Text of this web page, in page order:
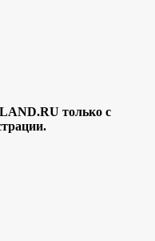
только с